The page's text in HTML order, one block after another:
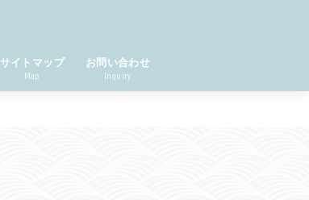
サイトマップ
Map
お問い合わせ
Inquiry